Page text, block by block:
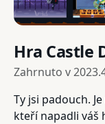
Hra Castle
Zahrnuto v
Ty jsi padouch.
kteří napadli váš